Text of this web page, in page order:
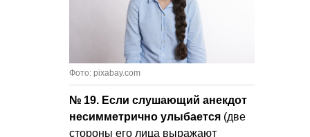
Фото: pixabay.com
№ 19. Если слушающий анекдот
несимметрично улыбается (две
стороны его лица выражают